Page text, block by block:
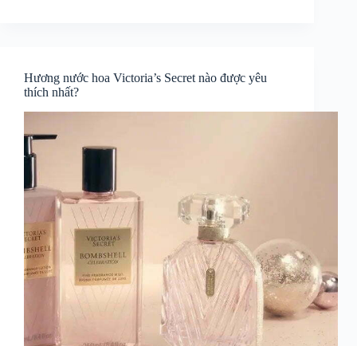
Hương nước hoa Victoria’s Secret nào được yêu
thích nhất?